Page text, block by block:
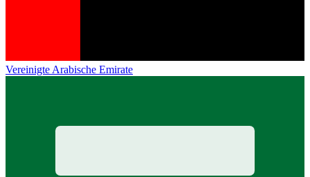
Vereinigte Arabische Emirate